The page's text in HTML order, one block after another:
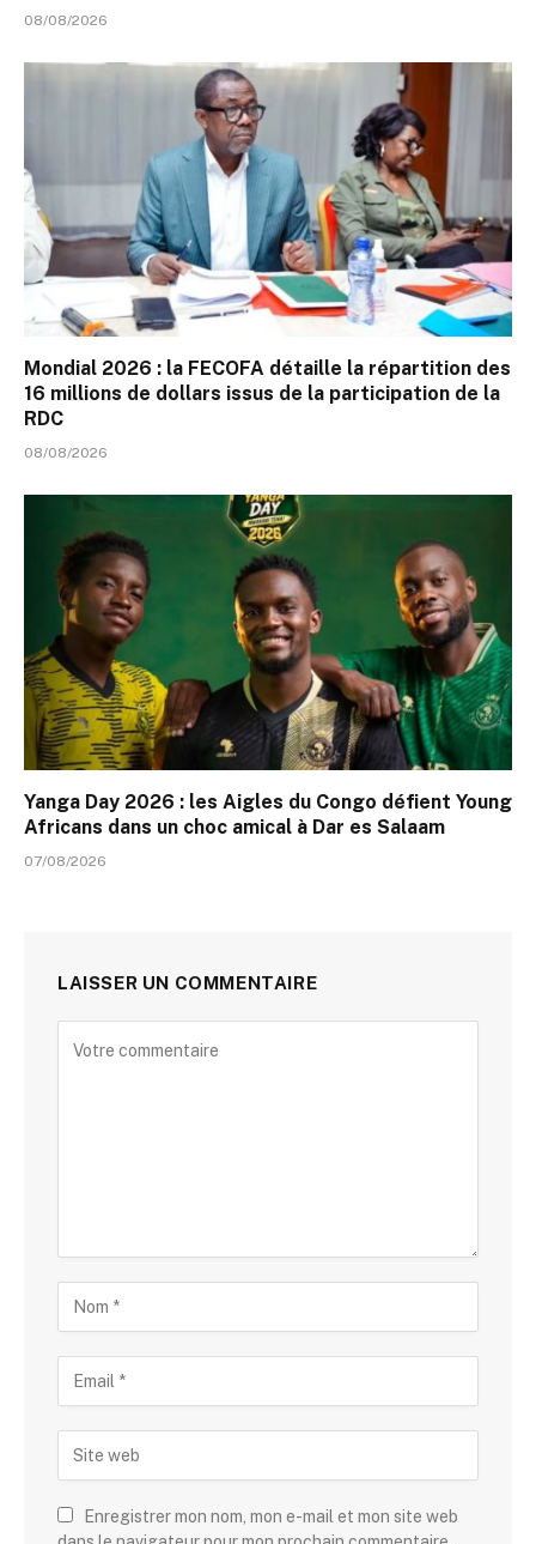
08/08/2026
Mondial 2026 : la FECOFA détaille la répartition des
16 millions de dollars issus de la participation de la
RDC
08/08/2026
Yanga Day 2026 : les Aigles du Congo défient Young
Africans dans un choc amical à Dar es Salaam
07/08/2026
LAISSER UN COMMENTAIRE
Enregistrer mon nom, mon e-mail et mon site web